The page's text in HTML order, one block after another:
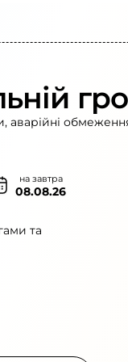
аварійні
на завтра
08.08.26
та